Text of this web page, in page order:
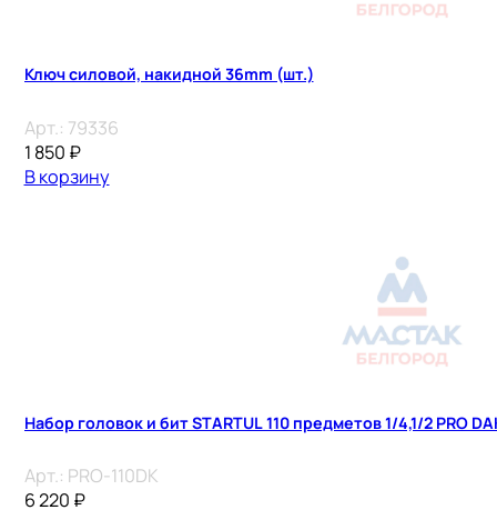
Ключ силовой, накидной 36mm (шт.)
Арт.: 79336
1 850 ₽
В корзину
Набор головок и бит STARTUL 110 предметов 1/4,1/2 PRO
Арт.: PRO-110DK
6 220 ₽